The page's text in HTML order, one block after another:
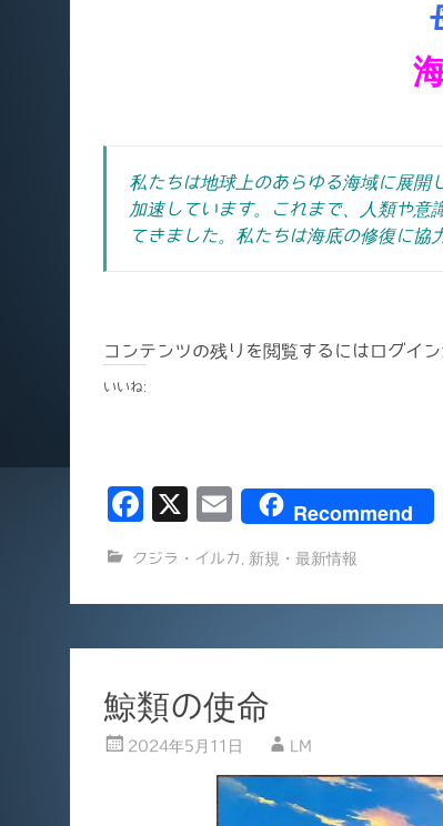
私たちは地球上のあらゆる海域に展開
加速しています。これまで、人類や意
てきました。私たちは海底の修復に協
コンテンツの残りを閲覧するにはログイ
いいね:
F
c
e
b
o
o
k
X
E
ai
l
Recommend
クジラ・イルカ 新規・最新情報
鯨類の使命
2024年5月11日 LM